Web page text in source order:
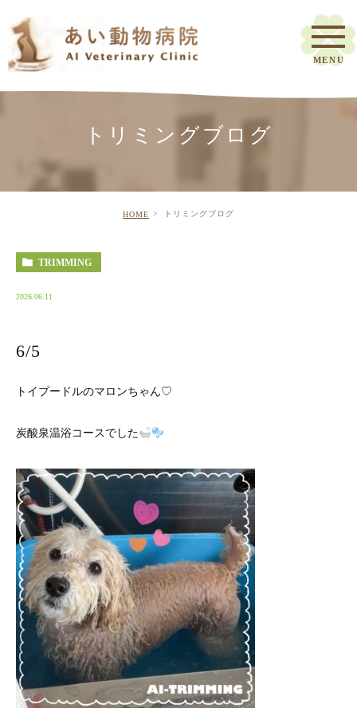
トリミングブログ
HOME トリミングブログ
TRIMMING
2026.06.11
6/5
トイプードルのマロンちゃん♡
炭酸泉温浴コースでした